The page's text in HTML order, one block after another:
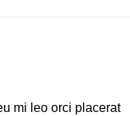
mi leo orci placerat